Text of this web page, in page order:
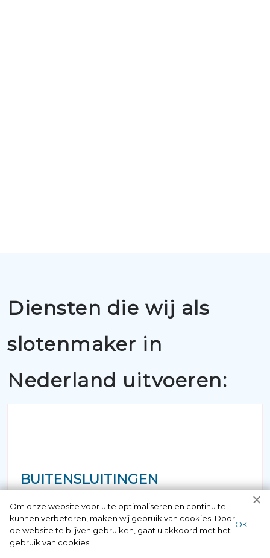
Diensten die wij als
slotenmaker in
Nederland uitvoeren:
BUITENSLUITINGEN
Als u belt met 097006521500 krijgt u
gegarandeerd een vakkundige
Om onze website voor u te optimaliseren en continu te
kunnen verbeteren, maken wij gebruik van cookies. Door
de website te blijven gebruiken, gaat u akkoord met het
gebruik van cookies.
ОК